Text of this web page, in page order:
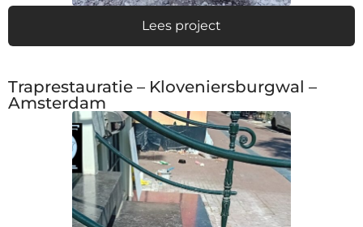
Lees project
Traprestauratie – Kloveniersburgwal –
Amsterdam